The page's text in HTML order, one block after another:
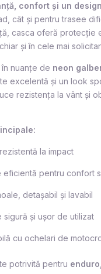
confort și un
cât și pentru trasee
casca oferă protecție
și în cele mai
nuanțe de neon
excelentă și un look
rezistența la vânt și
la impact
eficientă pentru confort
detașabil și lavabil
și ușor de utilizat
cu ochelari de
potrivită pentru